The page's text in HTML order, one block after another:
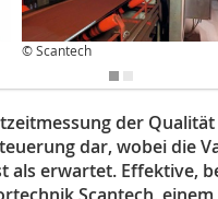
© Scantech
der
dar, wobei die
als erwartet. Effektive,